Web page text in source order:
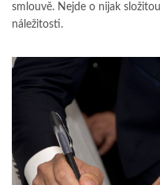
smlouvě. Nejde o nijak
náležitosti.